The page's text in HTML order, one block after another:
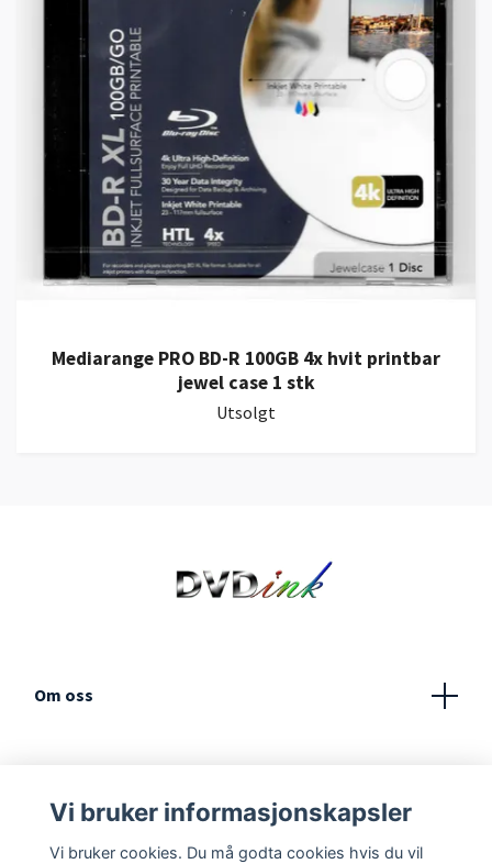
Mediarange PRO BD-R 100GB 4x hvit printbar
jewel case 1 stk
Utsolgt
Om oss
Vilkår og betingelser
Vi bruker informasjonskapsler
Vi bruker cookies. Du må godta cookies hvis du vil